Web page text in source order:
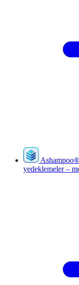
Ashampoo®
yedeklemeler –